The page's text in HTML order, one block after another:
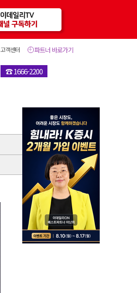
파트너 바로가기
고객센터
☎ 1666-2200